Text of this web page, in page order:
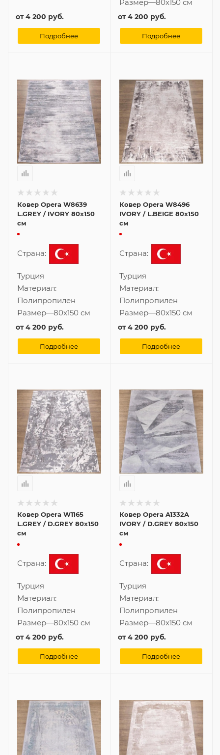
от4 200 руб.
Подробнее
Размер—80x150 см
от4 200 руб.
Подробнее
Ковер Opera W8639
L.GREY / IVORY 80x150
см
Страна:
Турция
Материал:
Полипропилен
Размер—80x150 см
от4 200 руб.
Подробнее
Ковер Opera W8496
IVORY / L.BEIGE 80x150
см
Страна:
Турция
Материал:
Полипропилен
Размер—80x150 см
от4 200 руб.
Подробнее
Ковер Opera W1165
L.GREY / D.GREY 80x150
см
Страна:
Турция
Материал:
Полипропилен
Размер—80x150 см
от4 200 руб.
Подробнее
Ковер Opera A1332A
IVORY / D.GREY 80x150
см
Страна:
Турция
Материал:
Полипропилен
Размер—80x150 см
от4 200 руб.
Подробнее